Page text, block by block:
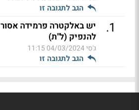
הגב לתגובה זו
1
.
יש באלקטרה פרמידה אסור
להנפיק (ל"ת)
ג'סי04/03/2024 11:15
הגב לתגובה זו